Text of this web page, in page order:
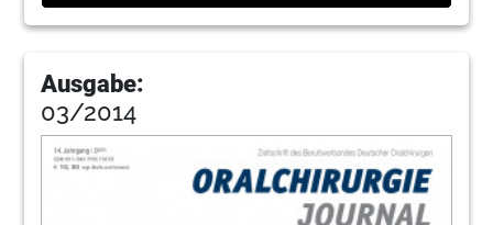
Ausgabe:
03/2014